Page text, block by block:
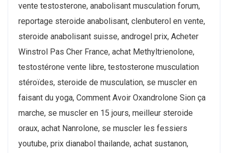
vente testosterone, anabolisant musculation forum,
reportage steroide anabolisant, clenbuterol en vente,
steroide anabolisant suisse, androgel prix, Acheter
Winstrol Pas Cher France, achat Methyltrienolone,
testostérone vente libre, testosterone musculation
stéroïdes, steroide de musculation, se muscler en
faisant du yoga, Comment Avoir Oxandrolone Sion ça
marche, se muscler en 15 jours, meilleur steroide
oraux, achat Nanrolone, se muscler les fessiers
youtube, prix dianabol thailande, achat sustanon,